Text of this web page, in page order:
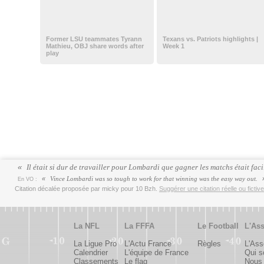
Former LSU teammates Tyrann
Mathieu, OBJ share words after
play
Texans vs. Patriots highlights |
Week 1
Il était si dur de travailler pour Lombardi que gagner les matchs était
En VO :
Vince Lombardi was so tough to work for that winning was the easy way out.
Citation décalée proposée par micky pour 10 Bzh. Suggérer une citation réelle ou
La NFL
La Ligue Pro
Calendrier
Classements
La FFFA
L'Actu France
L'équipe de France
Le flag
Le Football
Règles
Qui